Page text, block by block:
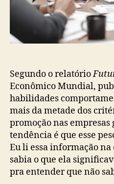
Segundo o relatório
Econômico Mundial,
habilidades
mais da metade dos
promoção nas
tendência é que esse
Eu li essa informação na
sabia o que ela
pra entender que não